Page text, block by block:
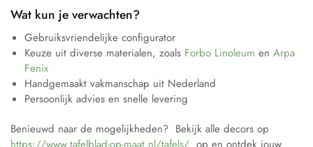
Wat kun je verwachten?
Gebruiksvriendelijke configurator
Keuze uit diverse materialen, zoals Forbo Linoleum en Arpa
Fenix
Handgemaakt vakmanschap uit Nederland
Persoonlijk advies en snelle levering
Benieuwd naar de mogelijkheden? Bekijk alle decors op